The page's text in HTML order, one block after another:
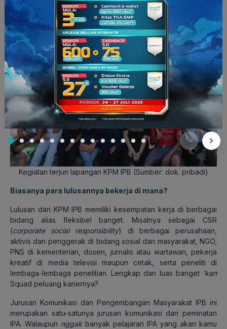
banyak hal tentang kepenulisan, analisis bacaan, jurnal,
artikel dan film,” lanjutnya.
Kegiatan terjun lapangan KPM IPB (Sumber: dok. pribadi)
Biasanya para lulusannya bekerja di mana?
Lulusan dari KPM IPB memiliki kesempatan kerja di berbagai
bidang alias fleksibel banget. Misalnya sebagai CSR
(corporate social responsibility) di berbagai perusahaan,
aktivis dan penggerak di bidang sosial dan masyarakat, NGO,
PNS di kementerian, dosen, jurnalis atau wartawan, pekerja
kreatif di media televisi maupun cetak, serta peneliti di
lembaga-lembaga penelitian. Lengkap dan luas banget ‘kan
Squad peluang kariernya?
Jurusan Komunikasi dan Pengembangan Masyarakat IPB ini
merupakan satu-satunya jurusan komunikasi dari peminatan
IPA. Walaupun nggakbanyak pelajaran IPA yang akan kamu